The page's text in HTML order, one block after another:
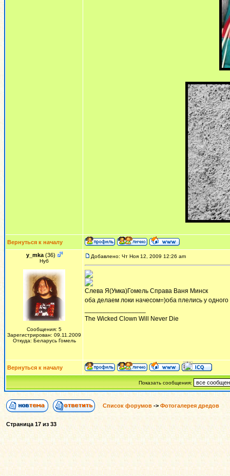
Вернуться к началу
y_mka(36)
Нуб
Сообщения: 5
Зарегистрирован: 09.11.2009
Откуда: Беларусь Гомель
Добавлено: Чт Ноя 12, 2009 12:26 am
Слева Я(Умка)Гомель Справа Ваня Минск
оба делаем локи начесом=)оба плелись у
The Wicked Clown Will Never Die
Вернуться к началу
Показать сообщения:
Список форумов ->Фотогалерея дредов
Страница 17 из 33